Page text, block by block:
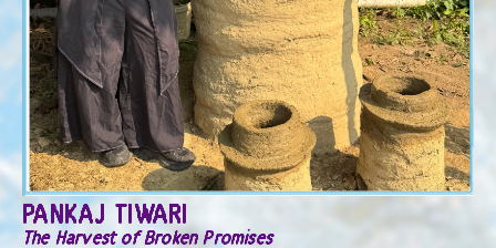
PANKAJ TIWARI
The Harvest of Broken Promises